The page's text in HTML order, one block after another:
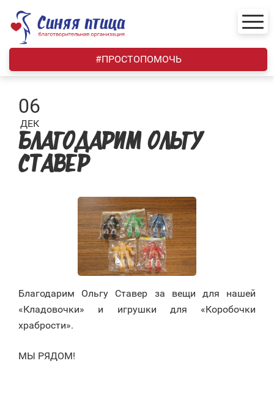
content
#ПРОСТОПОМОЧЬ
06
ДЕК
БЛАГОДАРИМ ОЛЬГУ
СТАВЕР
Благодарим Ольгу Ставер за вещи для нашей
«Кладовочки» и игрушки для «Коробочки
храбрости».
МЫ РЯДОМ!